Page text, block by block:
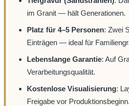
im Granit — hält Generationen.
Platz für 4–5 Personen: Zwei
Einträgen — ideal für
Lebenslange Garantie: Auf
Verarbeitungsqualität.
Kostenlose Visualisierung:
Freigabe vor Produktionsbeginn.